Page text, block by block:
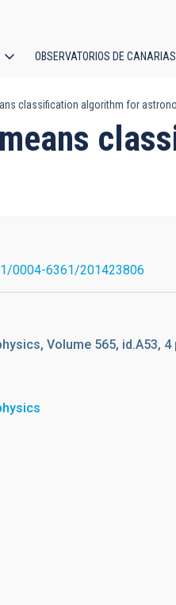
OBSERVATORIOS DE CANARIAS
classification algorithm for
0004-6361/201423806
Volume 565, id.A53, 4